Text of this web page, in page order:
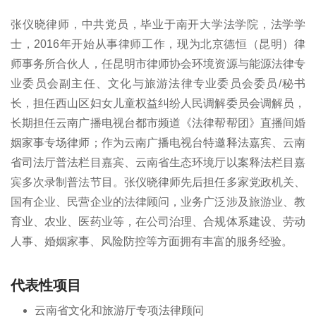
张仪晓律师，中共党员，毕业于南开大学法学院，法学学
士，2016年开始从事律师工作，现为北京德恒（昆明）律
师事务所合伙人，任昆明市律师协会环境资源与能源法律专
业委员会副主任、文化与旅游法律专业委员会委员/秘书
长，担任西山区妇女儿童权益纠纷人民调解委员会调解员，
长期担任云南广播电视台都市频道《法律帮帮团》直播间婚
姻家事专场律师；作为云南广播电视台特邀释法嘉宾、云南
省司法厅普法栏目嘉宾、云南省生态环境厅以案释法栏目嘉
宾多次录制普法节目。张仪晓律师先后担任多家党政机关、
国有企业、民营企业的法律顾问，业务广泛涉及旅游业、教
育业、农业、医药业等，在公司治理、合规体系建设、劳动
人事、婚姻家事、风险防控等方面拥有丰富的服务经验。
代表性项目
云南省文化和旅游厅专项法律顾问